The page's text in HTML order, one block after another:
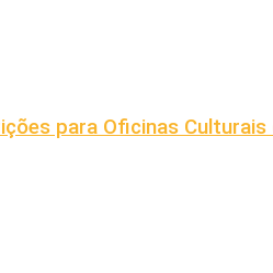
para Oficinas